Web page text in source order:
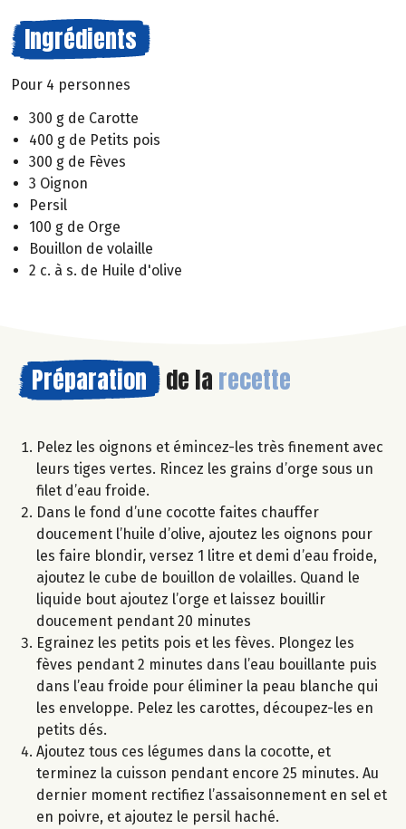
Ingrédients
Pour 4 personnes
300 g de Carotte
400 g de Petits pois
300 g de Fèves
3 Oignon
Persil
100 g de Orge
Bouillon de volaille
2 c. à s. de Huile d'olive
Préparation de la recette
Pelez les oignons et émincez-les très finement avec
leurs tiges vertes. Rincez les grains d’orge sous un
filet d’eau froide.
Dans le fond d’une cocotte faites chauffer
doucement l’huile d’olive, ajoutez les oignons pour
les faire blondir, versez 1 litre et demi d’eau froide,
ajoutez le cube de bouillon de volailles. Quand le
liquide bout ajoutez l’orge et laissez bouillir
doucement pendant 20 minutes
Egrainez les petits pois et les fèves. Plongez les
fèves pendant 2 minutes dans l’eau bouillante puis
dans l’eau froide pour éliminer la peau blanche qui
les enveloppe. Pelez les carottes, découpez-les en
petits dés.
Ajoutez tous ces légumes dans la cocotte, et
terminez la cuisson pendant encore 25 minutes. Au
dernier moment rectifiez l’assaisonnement en sel et
en poivre, et ajoutez le persil haché.